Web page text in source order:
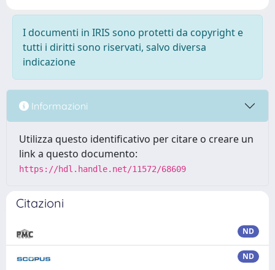
I documenti in IRIS sono protetti da copyright e
tutti i diritti sono riservati, salvo diversa
indicazione
Informazioni
Utilizza questo identificativo per citare o creare un
link a questo documento:
https://hdl.handle.net/11572/68609
Citazioni
ND
ND